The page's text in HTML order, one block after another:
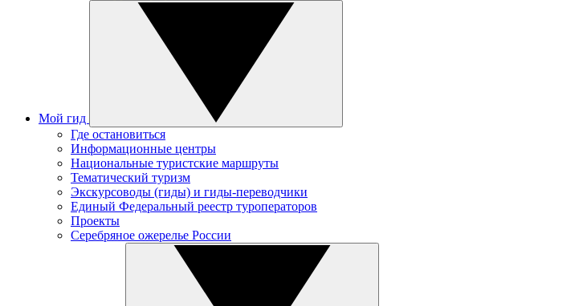
Мой гид
Где остановиться
Информационные центры
Национальные туристские маршруты
Тематический туризм
Экскурсоводы (гиды) и гиды-переводчики
Единый Федеральный реестр туроператоров
Проекты
Серебряное ожерелье России